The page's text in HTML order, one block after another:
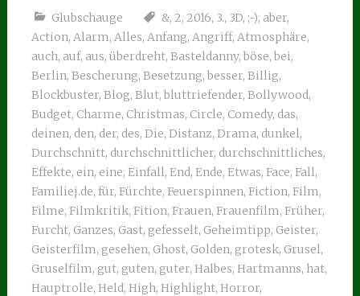
Glubschauge &, 2, 2016, 3., 3D, ;-), aber,
Action, Alarm, Alles, Anfang, Angriff, Atmosphäre,
auch, auf, aus, überdreht, Basteldanny, böse, bei,
Berlin, Bescherung, Besetzung, besser, Billig,
Blockbuster, Blog, Blut, bluttriefender, Bollywood,
Budget, Charme, Christmas, Circle, Comedy, das,
deinen, den, der, des, Die, Distanz, Drama, dunkel,
Durchschnitt, durchschnittlicher, durchschnittliches,
Effekte, ein, eine, Einfall, End, Ende, Etwas, Face, Fall,
Familiej.de, für, Fürchte, Feuerspinnen, Fiction, Film,
Filme, Filmkritik, Fition, Frauen, Frauenfilm, Früher,
Furcht, Ganzes, Gast, gefesselt, Geheimtipp, Geister,
Geisterfilm, gesehen, Ghost, Golden, grotesk, Grusel,
Gruselfilm, gut, guten, guter, Halbes, Hartmanns, hat,
Hauptrolle, Held, High, Highlight, Horror,